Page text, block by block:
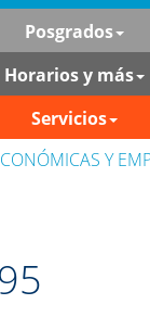
Posgrados
Horarios y más
Servicios
Y